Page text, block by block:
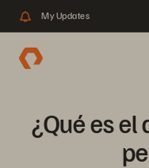
My Updates
¿Qué es